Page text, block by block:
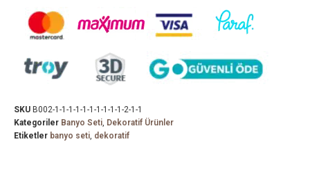
SKU B002-1-1-1-1-1-1-1-1-1-1-2-1-1
Kategoriler Banyo Seti, Dekoratif Ürünler
Etiketler banyo seti, dekoratif